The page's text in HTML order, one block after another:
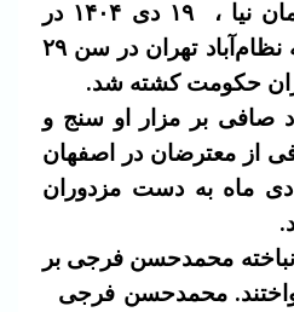
همراه شد. محمد رادمان نیا ، ۱۹ دی ۱۴۰۴ در
جریان اعتراضات محله نظام‌آباد تهران در سن ۲۹
حکومت کشته شد.
صافی بر مزار او سنج و
از معترضان در اصفهان
ماه به دست مزدوران
محمدحسن فرجی بر
محمدحسن فرجی